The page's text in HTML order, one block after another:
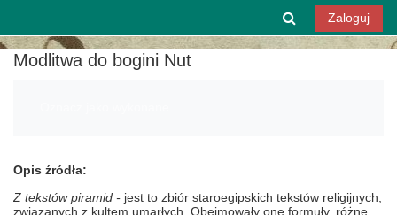
Przełącznik
Zaloguj
Modlitwa do bogini Nut
Opis źródła:
Z tekstów piramid - jest to zbiór staroegipskich tekstów religijnych,
związanych z kultem umarłych. Obejmowały one formuły, różne